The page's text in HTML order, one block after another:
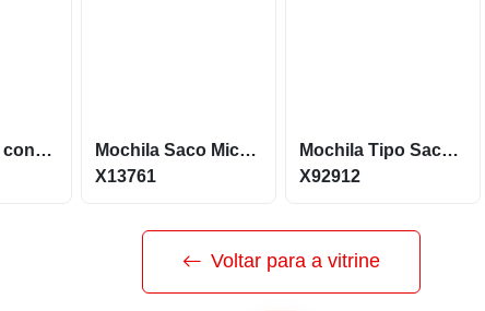
Mochila saco confeccionada em poliéster impermeável X05070
Mochila Saco Microfibra 35X42
X13761
Mochila Tipo Saco Com Bolso Na Frente E Abertura Pra Fone X92912
X92912
Voltar para a vitrine